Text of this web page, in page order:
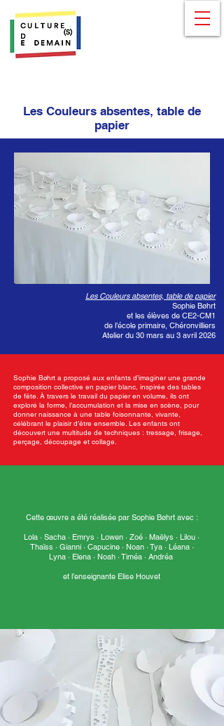
Les Couleurs absentes, table de
papier
Les Couleurs absentes, table de papier
Sophie Bøhrt
et les élèves de CE2-CM1
de l’école primaire, Chéronvilliers
Atelier du 30 mars au 3 avril 2026
Sophie Bøhrt a proposé aux enfants d’imaginer une grande
composition collective en papier blanc, inspirée des tables
de fête. À travers le travail du papier en volume, ils ont
exploré la forme, l’accumulation et la mise en scène, pour
donner naissance à une table foisonnante, vivante,
célébrant le plaisir d’être ensemble. Les enfants ont
découvert une multitude de techniques : tressage, frisage,
perçage, découpage et collage.
Cette œuvre a été réalisée par Sophie Bøhrt avec :
Lola · Sacha · Emrys · Lowen · Zoé · Maëlys · Lilou ·
Thaïss · Gianni · Capucine · Noan · Tya · Léana ·
Lyna · Elena · Noah · Timéa · Andréa
et l’enseignante Elise Houvet